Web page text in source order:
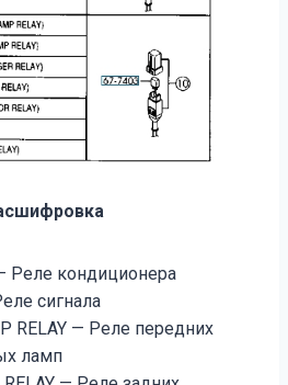
Реле кондиционера
сигнала
RELAY — Реле передних
ламп